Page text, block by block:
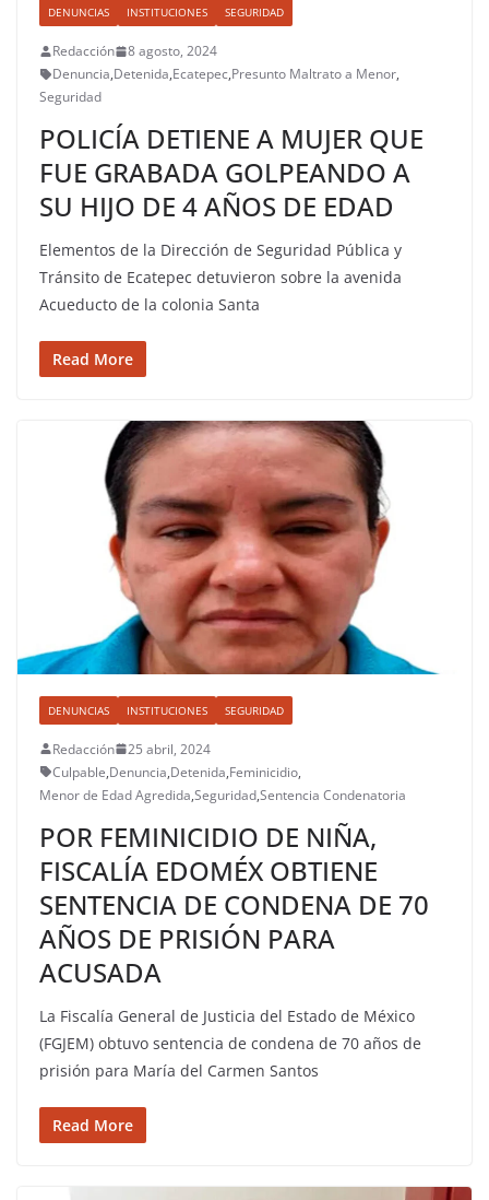
DENUNCIAS INSTITUCIONES SEGURIDAD
Redacción
8 agosto, 2024
Denuncia,Detenida,Ecatepec,Presunto Maltrato a Menor,
Seguridad
POLICÍA DETIENE A MUJER QUE
FUE GRABADA GOLPEANDO A
SU HIJO DE 4 AÑOS DE EDAD
Elementos de la Dirección de Seguridad Pública y
Tránsito de Ecatepec detuvieron sobre la avenida
Acueducto de la colonia Santa
Read More
DENUNCIAS INSTITUCIONES SEGURIDAD
Redacción
25 abril, 2024
Culpable,Denuncia,Detenida,Feminicidio,
Menor de Edad Agredida,Seguridad,Sentencia Condenatoria
POR FEMINICIDIO DE NIÑA,
FISCALÍA EDOMÉX OBTIENE
SENTENCIA DE CONDENA DE 70
AÑOS DE PRISIÓN PARA
ACUSADA
La Fiscalía General de Justicia del Estado de México
(FGJEM) obtuvo sentencia de condena de 70 años de
prisión para María del Carmen Santos
Read More